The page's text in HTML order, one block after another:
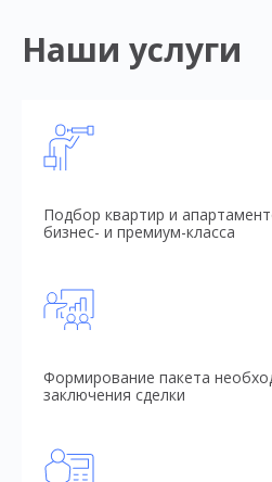
Наши услуги
Подбор квартир и
бизнес- и премиум-класса
Формирование пакета
заключения сделки